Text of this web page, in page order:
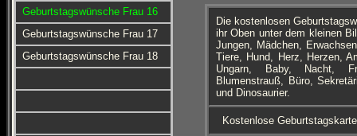
Geburtstagswünsche Frau 16
Geburtstagswünsche Frau 17
Geburtstagswünsche Frau 18
Die kostenlosen
ihr Oben unter dem kleinen
Jungen, Mädchen,
Tiere, Hund, Herz, Herzen,
Ungarn, Baby, Nacht,
Blumenstrauß, Büro,
und Dinosaurier.
Kostenlose